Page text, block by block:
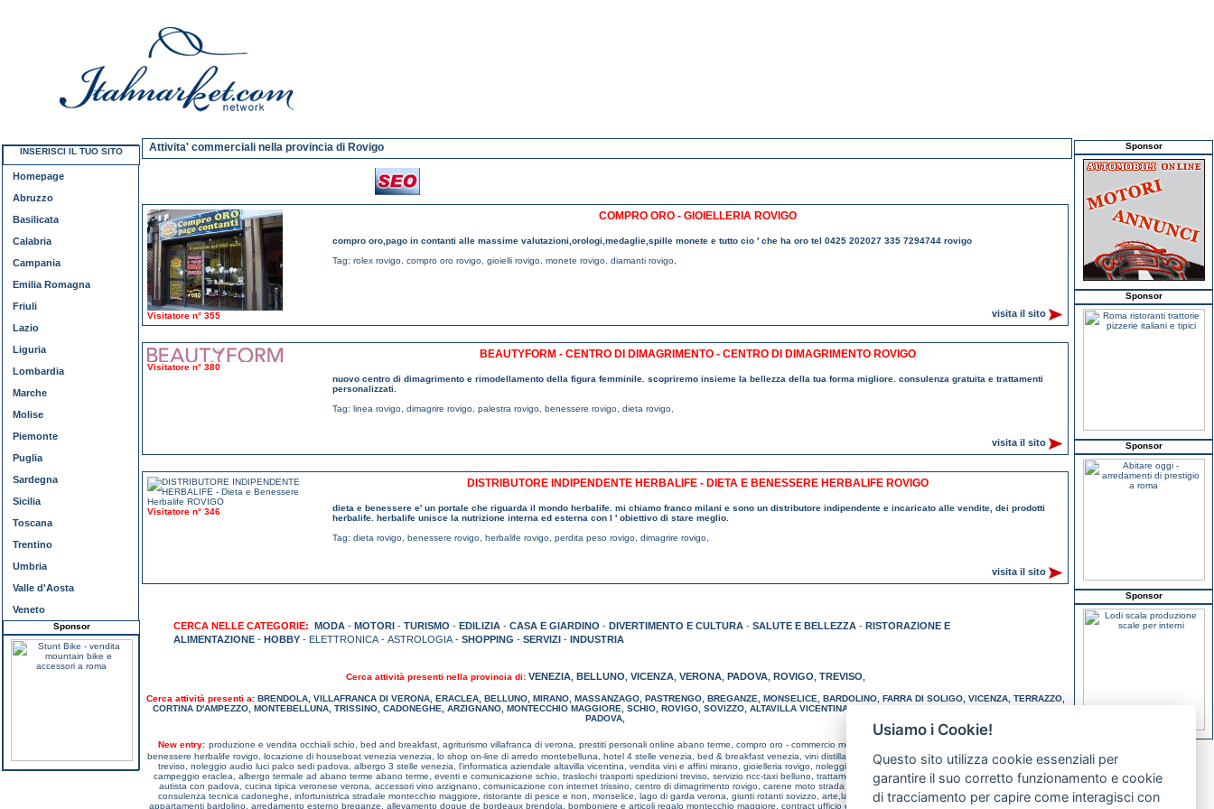
Attivita' commerciali nella provincia di Rovigo
Visitatore n° 355
COMPRO ORO - GIOIELLERIA ROVIGO
compro oro,pago in contanti alle massime valutazioni,orologi,medaglie,spille monete e tutto cio ' che ha oro tel 0425 202027 335 7294744 rovigo
Tag: rolex rovigo compro oro rovigo gioielli rovigo monete rovigo diamanti rovigo
visita il sito
Visitatore n° 380
BEAUTYFORM - CENTRO DI DIMAGRIMENTO - CENTRO DI DIMAGRIMENTO ROVIGO
nuovo centro di dimagrimento e rimodellamento della figura femminile. scopriremo insieme la bellezza della tua forma migliore. consulenza gratuita e trattamenti
personalizzati.
Tag: linea rovigo dimagrire rovigo palestra rovigo benessere rovigo dieta rovigo
visita il sito
Visitatore n° 346
DISTRIBUTORE INDIPENDENTE HERBALIFE - DIETA E BENESSERE HERBALIFE ROVIGO
dieta e benessere e' un portale che riguarda il mondo herbalife. mi chiamo franco milani e sono un distributore indipendente e incaricato alle vendite, dei prodotti
herbalife. herbalife unisce la nutrizione interna ed esterna con l ' obiettivo di stare meglio.
Tag: dieta rovigo benessere rovigo herbalife rovigo perdita peso rovigo dimagrire rovigo
visita il sito
CERCA NELLE CATEGORIE: MODA - MOTORI - TURISMO - EDILIZIA - CASA E GIARDINO - DIVERTIMENTO E CULTURA - SALUTE E BELLEZZA - RISTORAZIONE E
ALIMENTAZIONE - HOBBY - ELETTRONICA - ASTROLOGIA - SHOPPING - SERVIZI - INDUSTRIA
Cerca attività presenti nella provincia di: VENEZIA, BELLUNO VICENZA, VERONA, PADOVA, ROVIGO TREVISO
Cerca attività presenti a: BRENDOLA, VILLAFRANCA DI VERONA, ERACLEA, BELLUNO, MIRANO, MASSANZAGO, PASTRENGO, BREGANZE MONSELICE BARDOLINO, FARRA DI SOLIGO, VICENZA, TERRAZZO,
CORTINA D'AMPEZZO, MONTEBELLUNA, TRISSINO, CADONEGHE ARZIGNANO, MONTECCHIO MAGGIORE SCHIO, ROVIGO, SOVIZZO, ALTAVILLA VICENTINA
PADOVA
New entry: produzione e vendita occhiali schio, bed and breakfast, agriturismo villafranca di verona, prestiti personali online abano terme, compro oro - commercio metalli padova,
benessere herbalife rovigo, locazione di houseboat venezia venezia, lo shop on-line di arredo montebelluna, hotel 4 stelle venezia, bed & breakfast venezia, vini distillati made in italy treviso, vetro di murano e rodocrosite
treviso, noleggio audio luci palco sedi padova, albergo 3 stelle venezia, l'informatica aziendale altavilla vicentina, vendita vini e affini mirano, gioielleria rovigo, noleggi palco,sedie,audio,luci padova,vendita articoli da
campeggio eraclea, albergo termale ad abano terme abano terme, eventi e comunicazione schio, traslochi trasporti spedizioni treviso, servizio ncc-taxi belluno, trattamenti e cure termali abano terme,noleggio auto con
autista con padova, cucina tipica veronese verona, accessori vino arzignano, comunicazione con internet trissino, centro di dimagrimento rovigo, carene moto strada e pista verona,trattamento termico massanzago,
consulenza tecnica cadoneghe, infortunistrica stradale montecchio maggiore, ristorante di pesce e non, monselice, lago di garda verona, giunti rotanti sovizzo, arte,lavori manuali,moda,hobby abano terme,camere e
appartamenti bardolino, arredamento esterno breganze, allevamento dogue de bordeaux brendola, bomboniere e articoli regalo montecchio maggiore, contract ufficio e negozi farra di soligo, agenzia immobiliare padova
INSERISCI IL TUO SITO
Homepage
Abruzzo
Basilicata
Calabria
Campania
Emilia Romagna
Friuli
Lazio
Liguria
Lombardia
Marche
Molise
Piemonte
Puglia
Sardegna
Sicilia
Toscana
Trentino
Umbria
Valle d'Aosta
Veneto
Sponsor
Sponsor
Sponsor
Sponsor
Sponsor
Usiamo i Cookie!
Questo sito utilizza cookie essenziali per
garantire il suo corretto funzionamento e cookie
di tracciamento per capire come interagisci con